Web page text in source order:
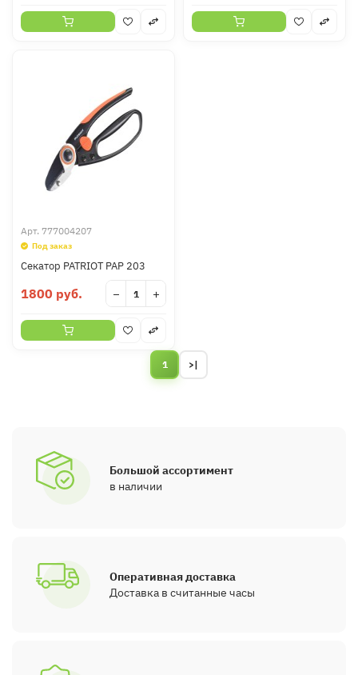
Арт. 777004207
Под заказ
Секатор PATRIOT PAP 203
1800 руб. − +
1 >|
Большой ассортимент
в наличии
Оперативная доставка
Доставка в считанные часы